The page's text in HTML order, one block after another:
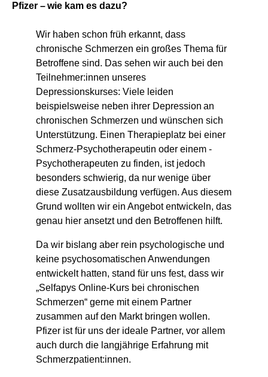
Pfizer – wie kam es dazu?
Wir haben schon früh erkannt, dass
chronische Schmerzen ein großes Thema für
Betroffene sind. Das sehen wir auch bei den
Teilnehmer:innen unseres
Depressionskurses: Viele leiden
beispielsweise neben ihrer Depression an
chronischen Schmerzen und wünschen sich
Unterstützung. Einen Therapieplatz bei einer
Schmerz-Psychotherapeutin oder einem -
Psychotherapeuten zu finden, ist jedoch
besonders schwierig, da nur wenige über
diese Zusatzausbildung verfügen. Aus diesem
Grund wollten wir ein Angebot entwickeln, das
genau hier ansetzt und den Betroffenen hilft.
Da wir bislang aber rein psychologische und
keine psychosomatischen Anwendungen
entwickelt hatten, stand für uns fest, dass wir
„Selfapys Online-Kurs bei chronischen
Schmerzen“ gerne mit einem Partner
zusammen auf den Markt bringen wollen.
Pfizer ist für uns der ideale Partner, vor allem
auch durch die langjährige Erfahrung mit
Schmerzpatient:innen.